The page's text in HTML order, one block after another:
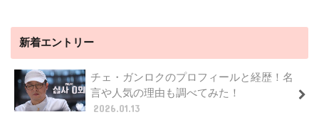
新着エントリー
チェ・ガンロクのプロフィールと経歴！名
言や人気の理由も調べてみた！
2026.01.13